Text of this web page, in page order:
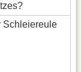
Schleiereule